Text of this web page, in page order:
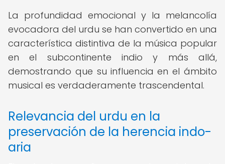
La profundidad emocional y la melancolía
evocadora del urdu se han convertido en una
característica distintiva de la música popular
en el subcontinente indio y más allá,
demostrando que su influencia en el ámbito
musical es verdaderamente trascendental.
Relevancia del urdu en la
preservación de la herencia indo-
aria